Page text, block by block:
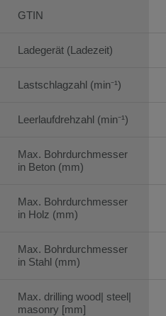
GTIN
Ladegerät (Ladezeit)
Lastschlagzahl (min⁻¹)
Leerlaufdrehzahl (min⁻¹)
Max. Bohrdurchmesser
in Beton (mm)
Max. Bohrdurchmesser
in Holz (mm)
Max. Bohrdurchmesser
in Stahl (mm)
Max. drilling wood| steel|
masonry [mm]